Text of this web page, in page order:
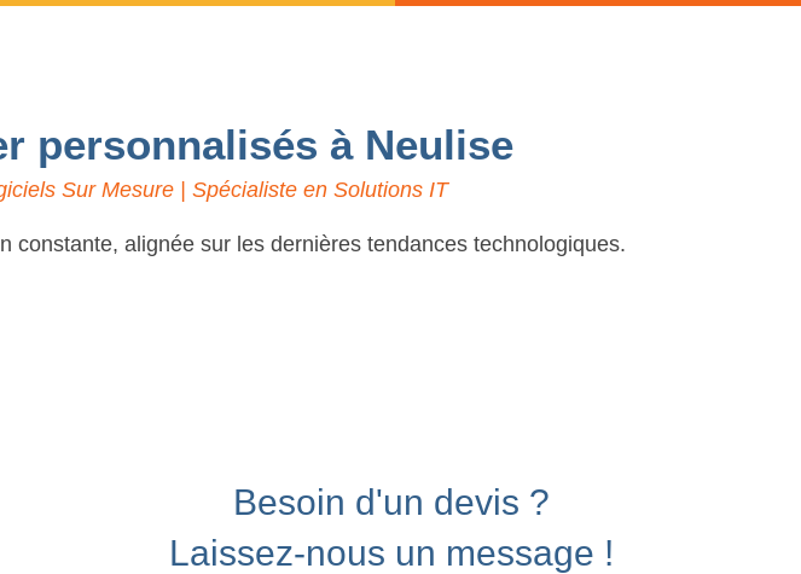
personnalisés à Neulise
Sur Mesure | Spécialiste en Solutions IT
alignée sur les dernières tendances technologiques.
Besoin d'un devis ?
Laissez-nous un message !